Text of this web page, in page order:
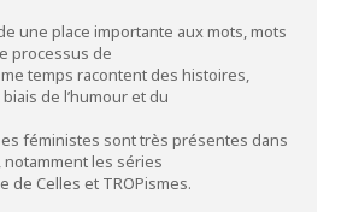
une place importante aux mots, mots
processus de
temps racontent des histoires,
de l’humour et du
féministes sont très présentes dans
les séries
de Celles et TROPismes.